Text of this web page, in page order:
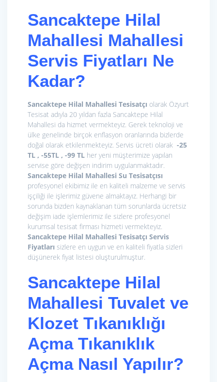
Sancaktepe Hilal
Mahallesi Mahallesi
Servis Fiyatları Ne
Kadar?
Sancaktepe Hilal Mahallesi Tesisatçı olarak Özyurt
Tesisat adıyla 20 yıldan fazla Sancaktepe Hilal
Mahallesi da hizmet vermekteyiz. Gerek teknoloji ve
ülke genelinde birçok enflasyon oranlarında bizlerde
doğal olarak etkilenmekteyiz. Servis ücreti olarak -25
TL , -55TL , -99 TL her yeni müşterimize yapılan
servise göre değişen indirim uygulanmaktadır.
Sancaktepe Hilal Mahallesi Su Tesisatçısı
profesyonel ekibimiz ile en kaliteli malzeme ve servis
işçiliği ile işlerimiz güvene almaktayız. Herhangi bir
sorunda bizden kaynaklanan tüm sorunlarda ücretsiz
değişim iade işlemlerimiz ile sizlere profesyonel
kurumsal tesisat firması hizmeti vermekteyiz.
Sancaktepe Hilal Mahallesi Tesisatçı Servis
Fiyatları sizlere en uygun ve en kaliteli fiyatla sizleri
düşünerek fiyat listesi oluşturulmuştur.
Sancaktepe Hilal
Mahallesi Tuvalet ve
Klozet Tıkanıklığı
Açma Tıkanıklık
Açma Nasıl Yapılır?